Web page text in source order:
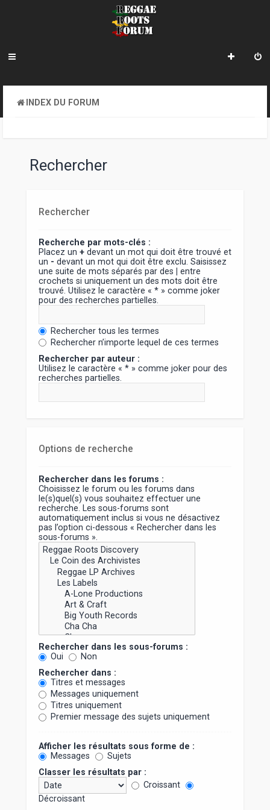
INDEX DU FORUM
Rechercher
Rechercher
Recherche par mots-clés :
Placez un +devant un mot qui doit être trouvé et
un - devant un mot qui doit être exclu. Saisissez
une suite de mots séparés par des | entre
crochets si uniquement un des mots doit être
trouvé. Utilisez le caractère « * » comme joker
pour des recherches partielles.
Rechercher tous les termes
Rechercher n’importe lequel de ces termes
Rechercher par auteur :
Utilisez le caractère « * » comme joker pour des
recherches partielles.
Options de recherche
Rechercher dans les forums :
Choisissez le forum ou les forums dans
le(s)quel(s) vous souhaitez effectuer une
recherche. Les sous-forums sont
automatiquement inclus si vous ne désactivez
pas l’option ci-dessous « Rechercher dans les
sous-forums ».
Rechercher dans les sous-forums :
Oui
Non
Rechercher dans :
Titres et messages
Messages uniquement
Titres uniquement
Premier message des sujets uniquement
Afficher les résultats sous forme de :
Messages
Sujets
Classer les résultats par :
Croissant
Décroissant